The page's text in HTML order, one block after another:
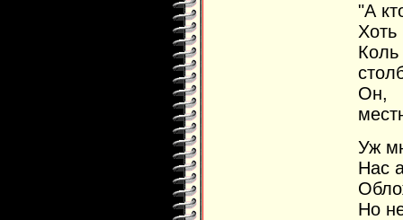
"А
Хоть
Он,
Уж
Нас
Но